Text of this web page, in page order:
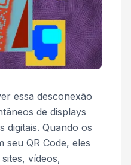
essa desconexão
de displays
digitais. Quando os
seu QR Code, eles
vídeos,